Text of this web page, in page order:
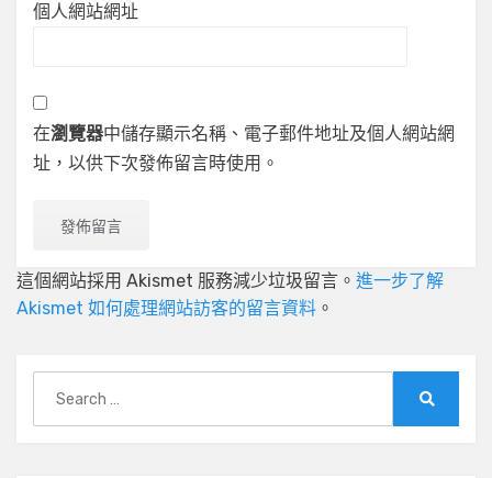
個人網站網址
在瀏覽器中儲存顯示名稱、電子郵件地址及個人網站網
址，以供下次發佈留言時使用。
這個網站採用 Akismet 服務減少垃圾留言。 進一步了解
Akismet 如何處理網站訪客的留言資料 。
for: